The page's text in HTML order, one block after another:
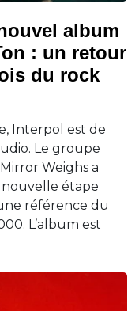
album
: un retour
du rock
Interpol est de
Le groupe
Weighs a
étape
référence du
L’album est